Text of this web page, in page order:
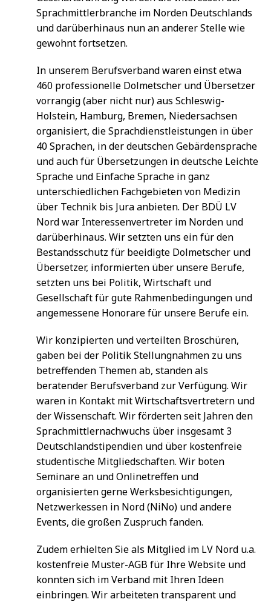
Sprachmittlerbranche im Norden Deutschlands
und darüberhinaus nun an anderer Stelle wie
gewohnt fortsetzen.
In unserem Berufsverband waren einst etwa
460 professionelle Dolmetscher und Übersetzer
vorrangig (aber nicht nur) aus Schleswig-
Holstein, Hamburg, Bremen, Niedersachsen
organisiert, die Sprachdienstleistungen in über
40 Sprachen, in der deutschen Gebärdensprache
und auch für Übersetzungen in deutsche Leichte
Sprache und Einfache Sprache in ganz
unterschiedlichen Fachgebieten von Medizin
über Technik bis Jura anbieten. Der BDÜ LV
Nord war Interessenvertreter im Norden und
darüberhinaus. Wir setzten uns ein für den
Bestandsschutz für beeidigte Dolmetscher und
Übersetzer, informierten über unsere Berufe,
setzten uns bei Politik, Wirtschaft und
Gesellschaft für gute Rahmenbedingungen und
angemessene Honorare für unsere Berufe ein.
Wir konzipierten und verteilten Broschüren,
gaben bei der Politik Stellungnahmen zu uns
betreffenden Themen ab, standen als
beratender Berufsverband zur Verfügung. Wir
waren in Kontakt mit Wirtschaftsvertretern und
der Wissenschaft. Wir förderten seit Jahren den
Sprachmittlernachwuchs über insgesamt 3
Deutschlandstipendien und über kostenfreie
studentische Mitgliedschaften. Wir boten
Seminare an und Onlinetreffen und
organisierten gerne Werksbesichtigungen,
Netzwerkessen in Nord (NiNo) und andere
Events, die großen Zuspruch fanden.
Zudem erhielten Sie als Mitglied im LV Nord u.a.
kostenfreie Muster-AGB für Ihre Website und
konnten sich im Verband mit Ihren Ideen
einbringen. Wir arbeiteten transparent und